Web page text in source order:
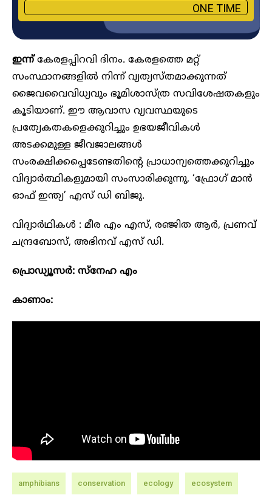
ONE TIME
ഇന്ന്കേരളപ്പിറവി ദിനം. കേരളത്തെ മറ്റ്
സംസ്ഥാനങ്ങളിൽ നിന്ന് വ്യത്യസ്തമാക്കുന്നത്
ജൈവവൈവിധ്യവും ഭൂമിശാസ്ത്ര സവിശേഷതകളും
കൂടിയാണ്. ഈ ആവാസ വ്യവസ്ഥയുടെ
പ്രത്യേകതകളെക്കുറിച്ചും ഉഭയജീവികൾ
അടക്കമുള്ള ജീവജാലങ്ങൾ
സംരക്ഷിക്കപ്പെടേണ്ടതിന്റെ പ്രാധാന്യത്തെക്കുറിച്ചും
വിദ്യാർത്ഥികളുമായി സംസാരിക്കുന്നു, ‘ഫ്രോഗ് മാൻ
ഓഫ് ഇന്ത്യ’ എസ് ഡി ബിജു.
വിദ്യാർഥികൾ : മീര എം എസ്, രഞ്ജിത ആർ, പ്രണവ്
ചന്ദ്രബോസ്, അഭിനവ് എസ് ഡി.
പ്രൊഡ്യൂസർ: സ്നേഹ എം
കാണാം:
amphibians conservation ecology ecosystem